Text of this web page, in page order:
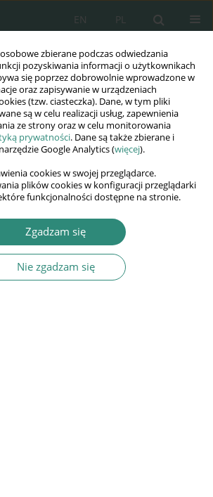
zbierane podczas odwiedzania
pozyskiwania informacji o użytkownikach
się poprzez dobrowolnie wprowadzone w
oraz zapisywanie w urządzeniach
(tzw. ciasteczka). Dane, w tym pliki
są w celu realizacji usług, zapewnienia
ze strony oraz w celu monitorowania
prywatności. Dane są także zbierane i
Google Analytics (więcej).
cookies w swojej przeglądarce.
plików cookies w konfiguracji przeglądarki
funkcjonalności dostępne na stronie.
Zgadzam się
Nie zgadzam się
PL
EN
Stosowanych
Maślak
jako podłoże zachowań